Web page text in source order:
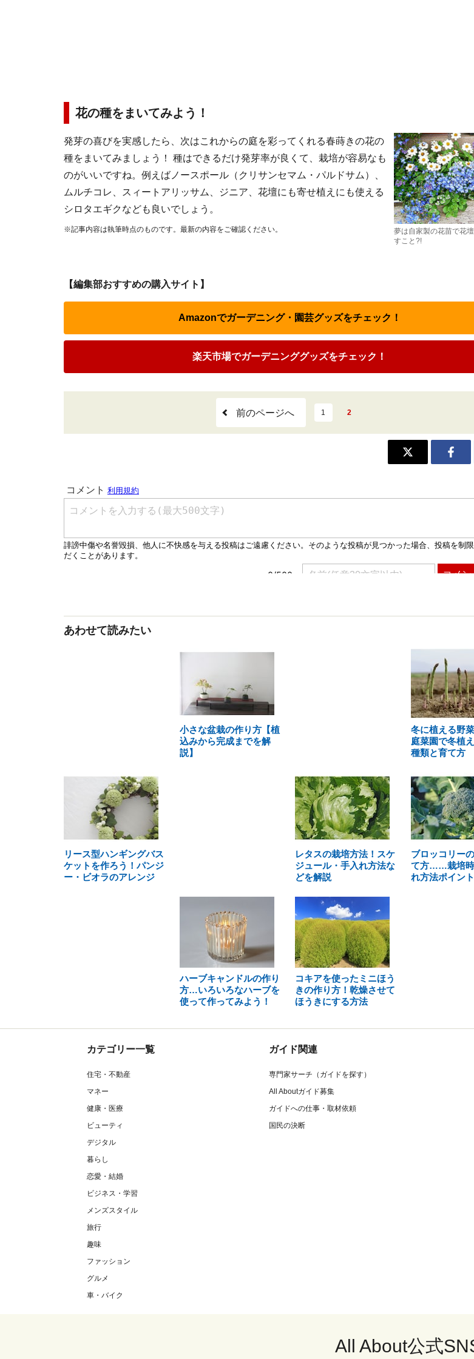
花の種をまいてみよう！
夢は自家製の花苗で花
すこと?!
発芽の喜びを実感したら、次はこれからの庭を彩ってくれる春蒔きの花の
種をまいてみましょう！ 種はできるだけ発芽率が良くて、栽培が容易なも
のがいいですね。例えばノースポール（クリサンセマム・パルドサム）、
ムルチコレ、スィートアリッサム、ジニア、花壇にも寄せ植えにも使える
シロタエギクなども良いでしょう。
※記事内容は執筆時点のものです。最新の内容をご確認ください。
【編集部おすすめの購入サイト】
Amazonでガーデニング・園芸グッズをチェック！
楽天市場でガーデニンググッズをチェック！
前のページへ 1 2
あわせて読みたい
小さな盆栽の作り方【植
込みから完成までを解
説】
冬に植える野
庭菜園で冬植
種類と育て方
リース型ハンギングバス
ケットを作ろう！パンジ
ー・ビオラのアレンジ
レタスの栽培方法！スケ
ジュール・手入れ方法な
どを解説
ブロッコリー
て方……栽培時
れ方法ポイン
ハーブキャンドルの作り
方…いろいろなハーブを
使って作ってみよう！
コキアを使ったミニほう
きの作り方！乾燥させて
ほうきにする方法
カテゴリー一覧
住宅・不動産
マネー
健康・医療
ビューティ
デジタル
暮らし
恋愛・結婚
ビジネス・学習
メンズスタイル
旅行
趣味
ファッション
グルメ
車・バイク
ガイド関連
専門家サーチ（ガイドを探す）
All Aboutガイド募集
ガイドへの仕事・取材依頼
国民の決断
All About公式